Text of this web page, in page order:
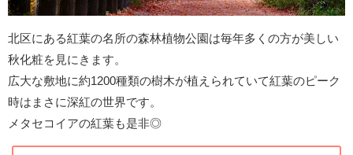
北区にある紅葉の名所の森林植物公園は毎年多くの方が美しい
秋化粧を見にきます。
広大な敷地に約1200種類の樹木が植えられていて紅葉のピーク
時はまさに深紅の世界です。
メタセコイアの紅葉も是非◎